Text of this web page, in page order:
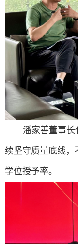
潘家善董事
续坚守质量底线，
学位授予率。